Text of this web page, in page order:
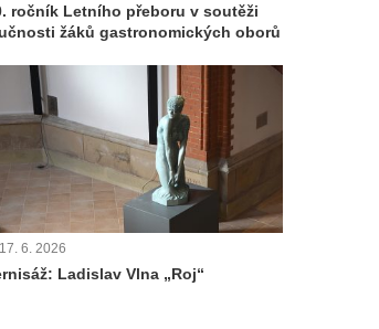
ročník Letního přeboru v soutěži
žáků gastronomických oborů
17. 6. 2026
Ladislav Vlna „Roj“